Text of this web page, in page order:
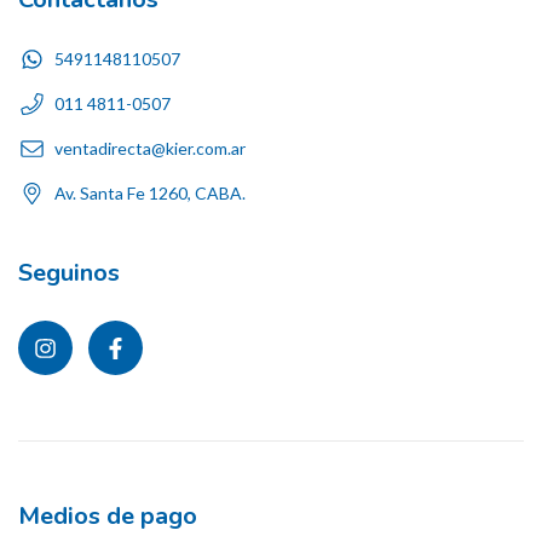
5491148110507
011 4811-0507
ventadirecta@kier.com.ar
Av. Santa Fe 1260, CABA.
Seguinos
Medios de pago